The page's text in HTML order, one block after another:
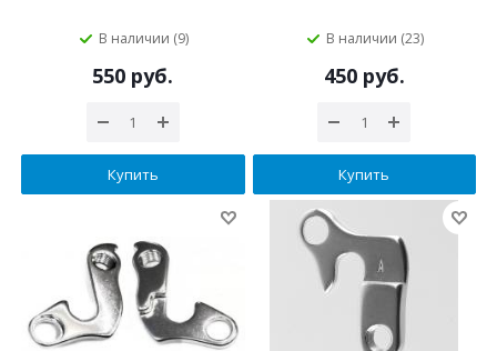
В наличии (9)
550 руб.
Купить
В наличии (23)
450 руб.
Купить